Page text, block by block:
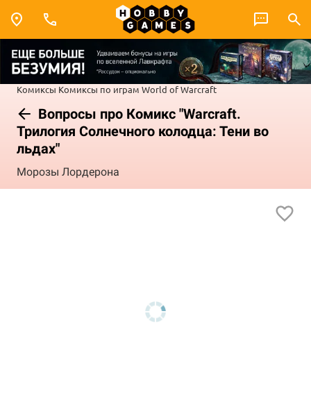
Комиксы Комиксы по играм World of Warcraft
Вопросы про Комикс "Warcraft.
Трилогия Солнечного колодца: Тени во
льдах"
Морозы Лордерона